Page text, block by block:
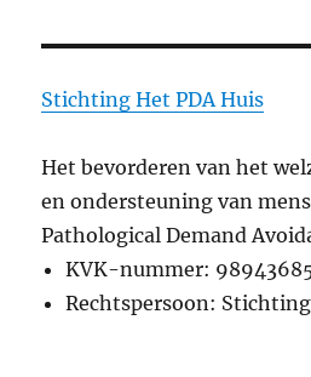
Stichting Het PDA Huis
Het bevorderen van het
en ondersteuning van
Pathological Demand
KVK-nummer:
Rechtspersoon: Stichting